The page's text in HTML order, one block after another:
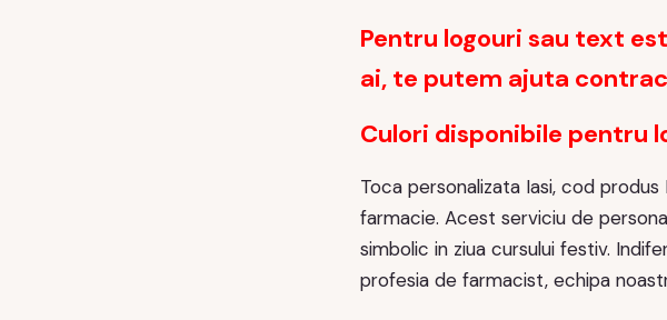
Pentru logouri sau text
ai, te putem ajuta
Culori disponibile pentru
Toca personalizata Iasi, cod
farmacie. Acest serviciu de
simbolic in ziua cursului festiv.
profesia de farmacist, echipa